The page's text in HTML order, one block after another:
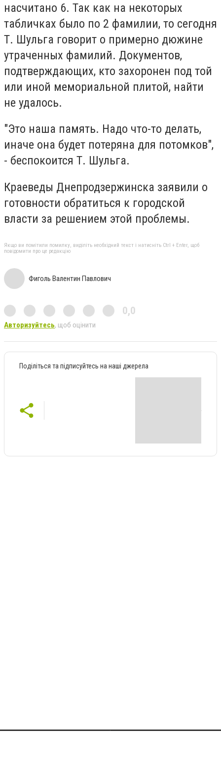
насчитано 6. Так как на некоторых
табличках было по 2 фамилии, то сегодня
Т. Шульга говорит о примерно дюжине
утраченных фамилий. Документов,
подтверждающих, кто захоронен под той
или иной мемориальной плитой, найти
не удалось.
"Это наша память. Надо что-то делать,
иначе она будет потеряна для потомков",
- беспокоится Т. Шульга.
Краеведы Днепродзержинска заявили о
готовности обратиться к городской
власти за решением этой проблемы.
Якщо ви помітили помилку, виділіть необхідний текст і натисніть Ctrl + Enter, щоб
повідомити про це редакцію
Фиголь Валентин Павлович
0,0
Авторизуйтесь, щоб оцінити
Поділіться та підписуйтесь на наші джерела